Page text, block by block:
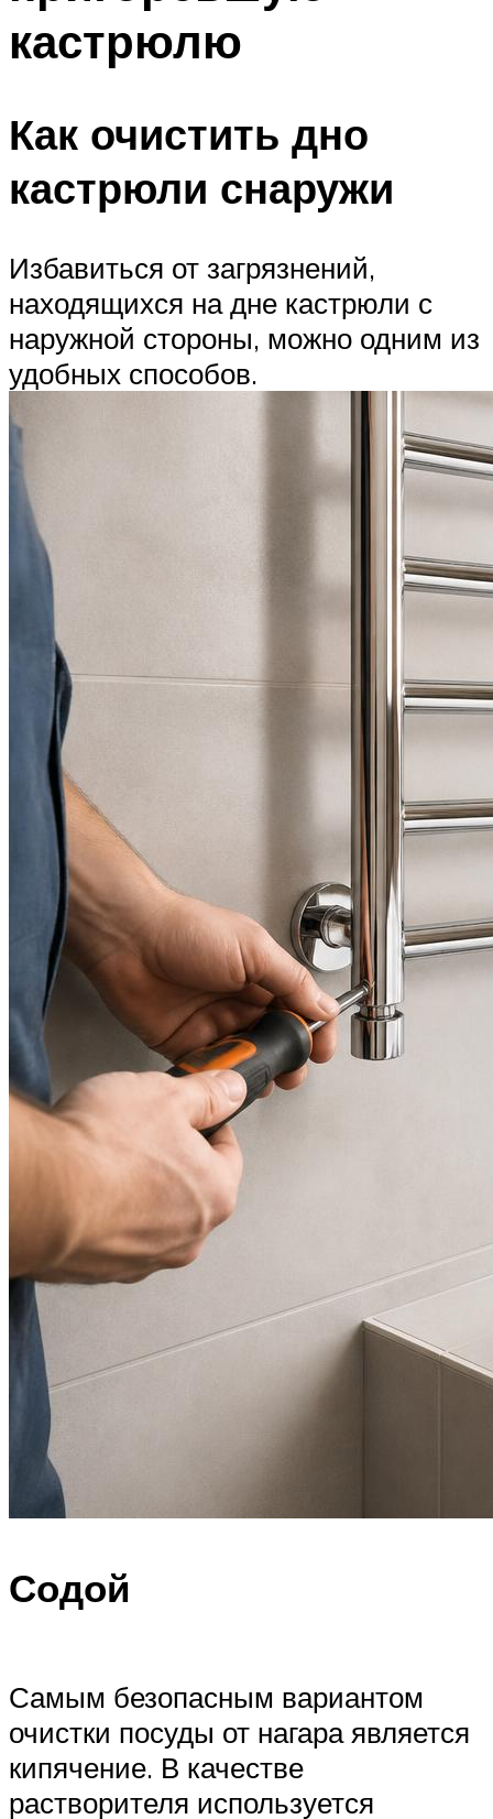
кастрюлю
Как очистить дно
кастрюли снаружи
Избавиться от загрязнений,
находящихся на дне кастрюли с
наружной стороны, можно одним из
удобных способов.
Содой
Самым безопасным вариантом
очистки посуды от нагара является
кипячение. В качестве
растворителя используется